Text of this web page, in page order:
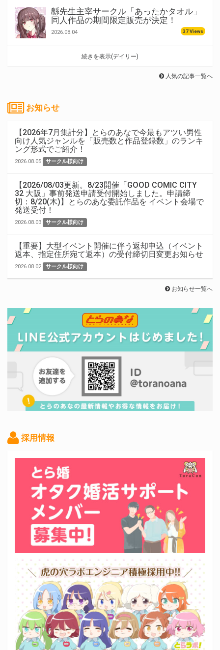
緜先生主宰サークル「あったかタオル」
同人作品の期間限定販売が決定！
2026.08.04 37 Views
続きを表示(デイリー)
人気の記事一覧へ
お知らせ
【2026年7月集計分】とらのあなで今最もアツい男性
向け人気ジャンルを「販売数と作品登録数」のランキ
ング形式でご紹介！
2026.08.05 サークル様向け
【2026/08/03更新。8/23開催「GOOD COMIC CITY
32 大阪」事前発送申請受付開始しました。申請締
切：8/20(木)】とらのあな委託作品を イベント会場で
発送受付！
2026.08.03 サークル様向け
【重要】大型イベント開催に伴う返却申込（イベント
返本、指定住所宛て返本）の受付締切日変更お知らせ
2026.08.02 サークル様向け
お知らせ一覧へ
採用情報